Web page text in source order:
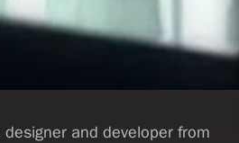
and developer from